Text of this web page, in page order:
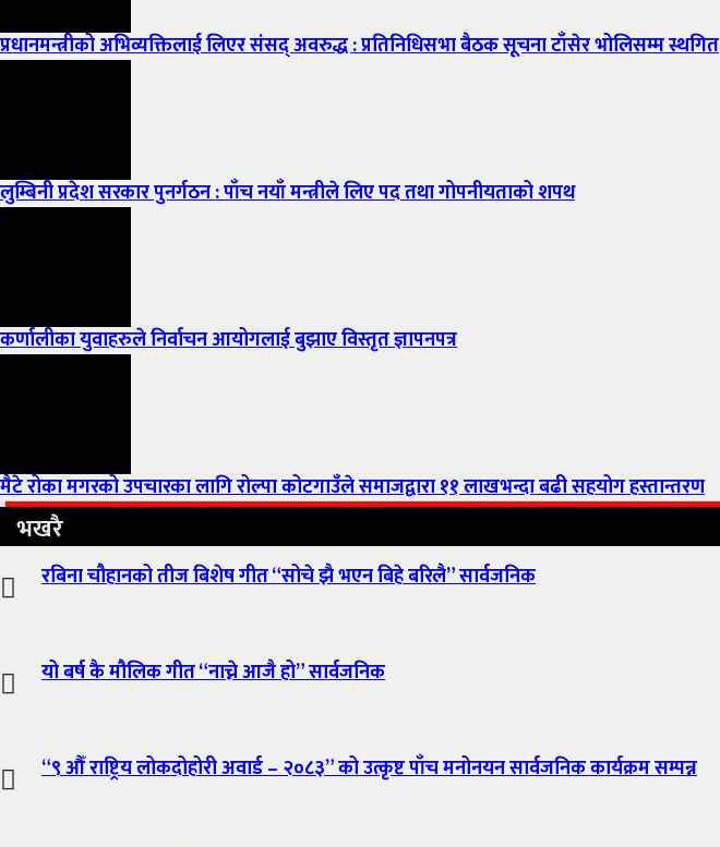
प्रधानमन्त्रीको अभिव्यक्तिलाई लिएर संसद् अवरुद्ध : प्रतिनिधिसभा बैठक सूचना टाँसेर भोलिसम्म स्थगित
लुम्बिनी प्रदेश सरकार पुनर्गठन : पाँच नयाँ मन्त्रीले लिए पद तथा गोपनीयताको शपथ
कर्णालीका युवाहरुले निर्वाचन आयोगलाई बुझाए विस्तृत ज्ञापनपत्र
मैटे रोका मगरको उपचारका लागि रोल्पा कोटगाउँले समाजद्वारा ११ लाखभन्दा बढी सहयोग हस्तान्तरण
भखरै
रबिना चौहानको तीज बिशेष गीत “सोचे झै भएन बिहे बरिलै” सार्वजनिक
यो बर्ष कै मौलिक गीत “नाच्ने आजै हो” सार्वजनिक
“९ औँ राष्ट्रिय लोकदोहोरी अवार्ड – २०८३” को उत्कृष्ट पाँच मनोनयन सार्वजनिक कार्यक्रम सम्पन्न